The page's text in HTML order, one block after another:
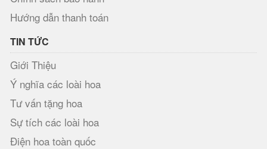
Hướng dẫn thanh toán
TIN TỨC
Giới Thiệu
Ý nghĩa các loài hoa
Tư vấn tặng hoa
Sự tích các loài hoa
Điện hoa toàn quốc